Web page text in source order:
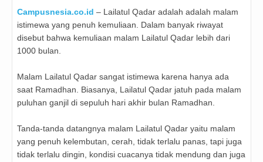
Campusnesia.co.id – Lailatul Qadar adalah adalah malam
istimewa yang penuh kemuliaan. Dalam banyak riwayat
disebut bahwa kemuliaan malam Lailatul Qadar lebih dari
1000 bulan.
Malam Lailatul Qadar sangat istimewa karena hanya ada
saat Ramadhan. Biasanya, Lailatul Qadar jatuh pada malam
puluhan ganjil di sepuluh hari akhir bulan Ramadhan.
Tanda-tanda datangnya malam Lailatul Qadar yaitu malam
yang penuh kelembutan, cerah, tidak terlalu panas, tapi juga
tidak terlalu dingin, kondisi cuacanya tidak mendung dan juga